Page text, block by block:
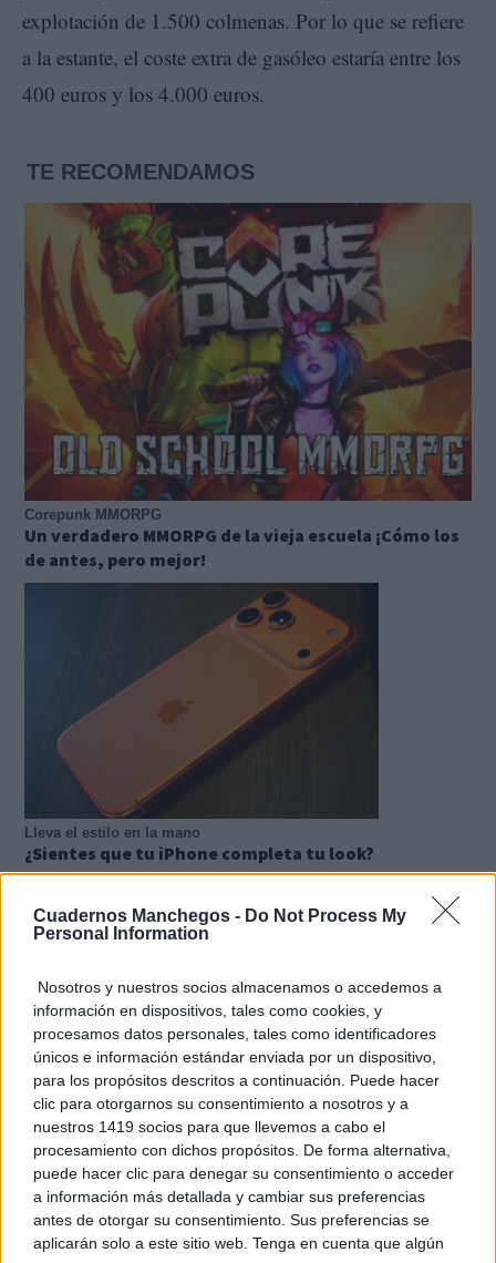
Cuadernos Manchegos - Do Not Process My
Personal Information
Nosotros y nuestros socios almacenamos o accedemos a
información en dispositivos, tales como cookies, y
procesamos datos personales, tales como identificadores
únicos e información estándar enviada por un dispositivo,
para los propósitos descritos a continuación. Puede hacer
clic para otorgarnos su consentimiento a nosotros y a
nuestros 1419 socios para que llevemos a cabo el
procesamiento con dichos propósitos. De forma alternativa,
puede hacer clic para denegar su consentimiento o acceder
a información más detallada y cambiar sus preferencias
antes de otorgar su consentimiento. Sus preferencias se
aplicarán solo a este sitio web. Tenga en cuenta que algún
explotación de 1.500 colmenas. Por lo que se refiere
a la estante, el coste extra de gasóleo estaría entre los
400 euros y los 4.000 euros.
TE RECOMENDAMOS
Corepunk MMORPG
Un verdadero MMORPG de la vieja escuela ¡Cómo los
de antes, pero mejor!
Lleva el estilo en la mano
¿Sientes que tu iPhone completa tu look?
Tendencias de 2026
¿Y si ya deberías empezar a hacerlo hoy?
DISCOVER WITH
Últimas noticias